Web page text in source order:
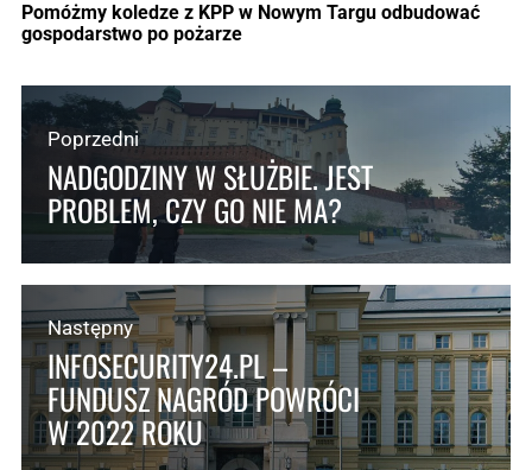
Pomóżmy koledze z KPP w Nowym Targu odbudować
gospodarstwo po pożarze
Poprzedni
NADGODZINY W SŁUŻBIE. JEST
PROBLEM, CZY GO NIE MA?
Następny
INFOSECURITY24.PL –
FUNDUSZ NAGRÓD POWRÓCI
W 2022 ROKU